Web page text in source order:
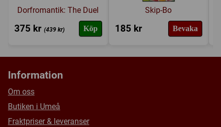
Dorfromantik: The Duel
375 kr (439 kr) Köp
Skip-Bo
185 kr Bevaka
Information
Om oss
Butiken i Umeå
Fraktpriser & leveranser